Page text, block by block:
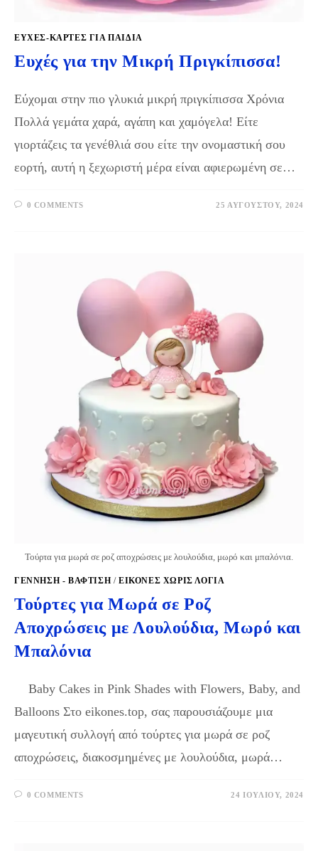
ΕΥΧΈΣ-ΚΆΡΤΕΣ ΓΙΑ ΠΑΙΔΙΆ
Ευχές για την Μικρή Πριγκίπισσα!
Εύχομαι στην πιο γλυκιά μικρή πριγκίπισσα Χρόνια
Πολλά γεμάτα χαρά, αγάπη και χαμόγελα! Είτε
γιορτάζεις τα γενέθλιά σου είτε την ονομαστική σου
εορτή, αυτή η ξεχωριστή μέρα είναι αφιερωμένη σε…
0 COMMENTS 25 ΑΥΓΟΎΣΤΟΥ, 2024
Τούρτα για μωρά σε ροζ αποχρώσεις με λουλούδια, μωρό και μπαλόνια.
ΓΈΝΝΗΣΗ - ΒΆΦΤΙΣΗ /ΕΙΚΟΝΕΣ ΧΩΡΙΣ ΛΟΓΙΑ
Τούρτες για Μωρά σε Ροζ
Αποχρώσεις με Λουλούδια, Μωρό και
Μπαλόνια
Baby Cakes in Pink Shades with Flowers, Baby, and
Balloons Στο eikones.top, σας παρουσιάζουμε μια
μαγευτική συλλογή από τούρτες για μωρά σε ροζ
αποχρώσεις, διακοσμημένες με λουλούδια, μωρά…
0 COMMENTS 24 ΙΟΥΛΊΟΥ, 2024